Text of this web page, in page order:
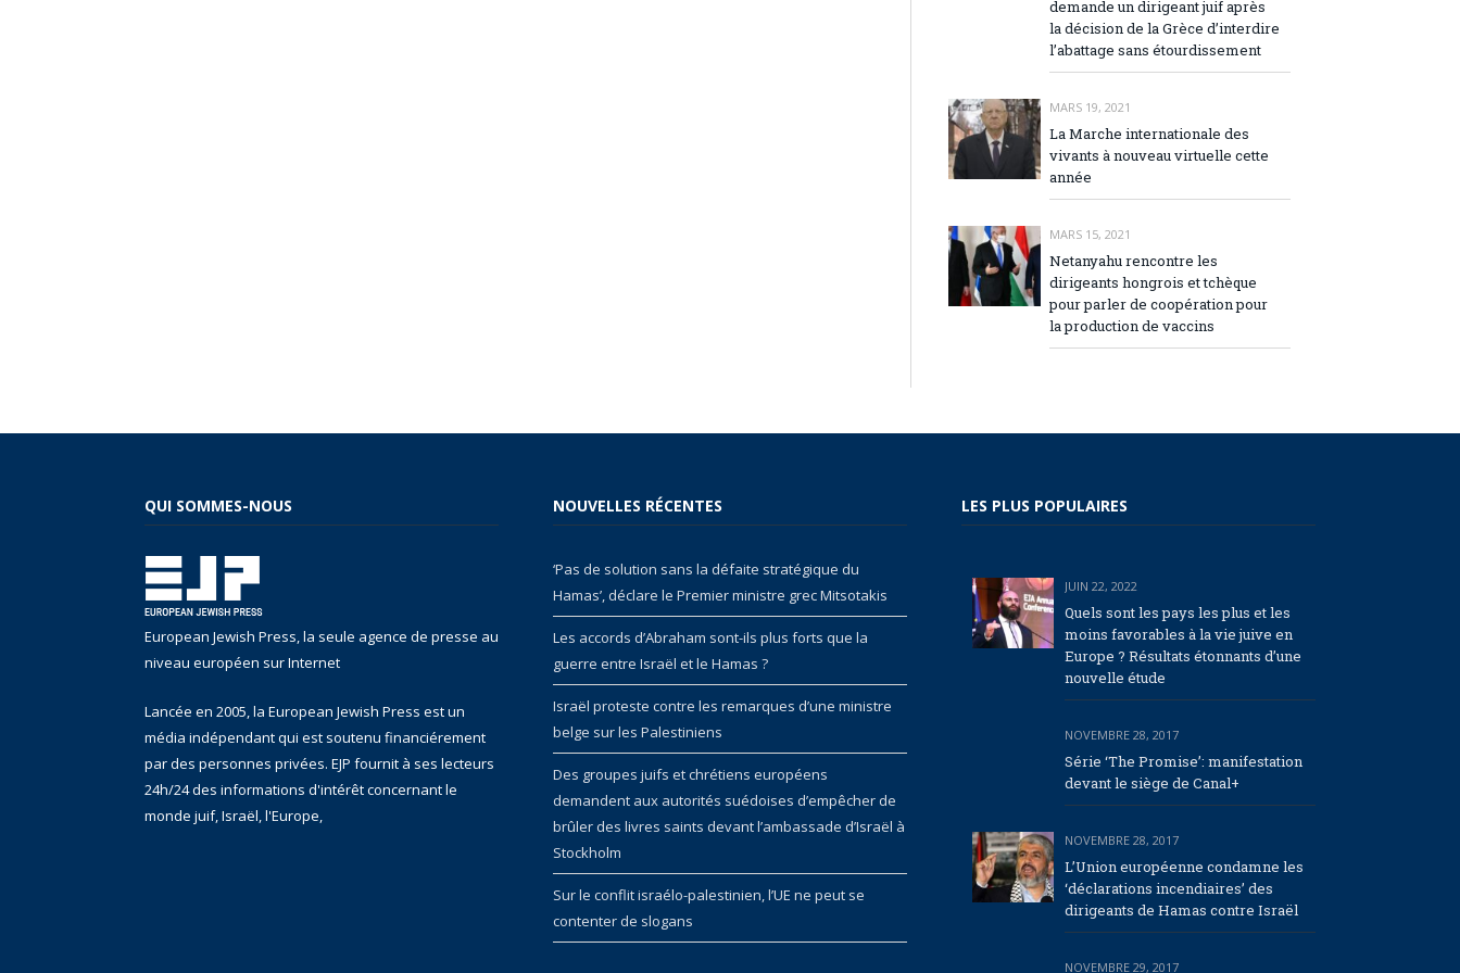
demande un dirigeant juif après
la décision de la Grèce d’interdire
l’abattage sans étourdissement
MARS 19, 2021
La Marche internationale des
vivants à nouveau virtuelle cette
année
MARS 15, 2021
Netanyahu rencontre les
dirigeants hongrois et tchèque
pour parler de coopération pour
la production de vaccins
QUI SOMMES-NOUS
European Jewish Press, la seule agence de presse au
niveau européen sur Internet
Lancée en 2005, la European Jewish Press est un
média indépendant qui est soutenu financiérement
par des personnes privées. EJP fournit à ses lecteurs
24h/24 des informations d'intérêt concernant le
monde juif, Israël, l'Europe,
NOUVELLES RÉCENTES
‘Pas de solution sans la défaite stratégique du
Hamas’, déclare le Premier ministre grec Mitsotakis
Les accords d’Abraham sont-ils plus forts que la
guerre entre Israël et le Hamas ?
Israël proteste contre les remarques d’une ministre
belge sur les Palestiniens
Des groupes juifs et chrétiens européens
demandent aux autorités suédoises d’empêcher de
brûler des livres saints devant l’ambassade d’Israël à
Stockholm
Sur le conflit israélo-palestinien, l’UE ne peut se
contenter de slogans
LES PLUS POPULAIRES
JUIN 22, 2022
Quels sont les pays les plus et les
moins favorables à la vie juive en
Europe ? Résultats étonnants d’une
nouvelle étude
NOVEMBRE 28, 2017
Série ‘The Promise’: manifestation
devant le siège de Canal+
NOVEMBRE 28, 2017
L’Union européenne condamne les
‘déclarations incendiaires’ des
dirigeants de Hamas contre Israël
NOVEMBRE 29, 2017